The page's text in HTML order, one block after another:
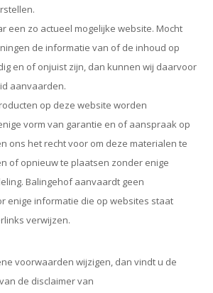
een zo actueel mogelijke website. Mocht
de informatie van of de inhoud op
en of onjuist zijn, dan kunnen wij daarvoor
aanvaarden.
op deze website worden
vorm van garantie en of aanspraak op
ons het recht voor om deze materialen te
of opnieuw te plaatsen zonder enige
Balingehof aanvaardt geen
enige informatie die op websites staat
verwijzen.
voorwaarden wijzigen, dan vindt u de
de disclaimer van